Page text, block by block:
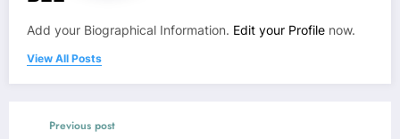
Add your Biographical Information. Edit your Profile now.
View All Posts
Previous post